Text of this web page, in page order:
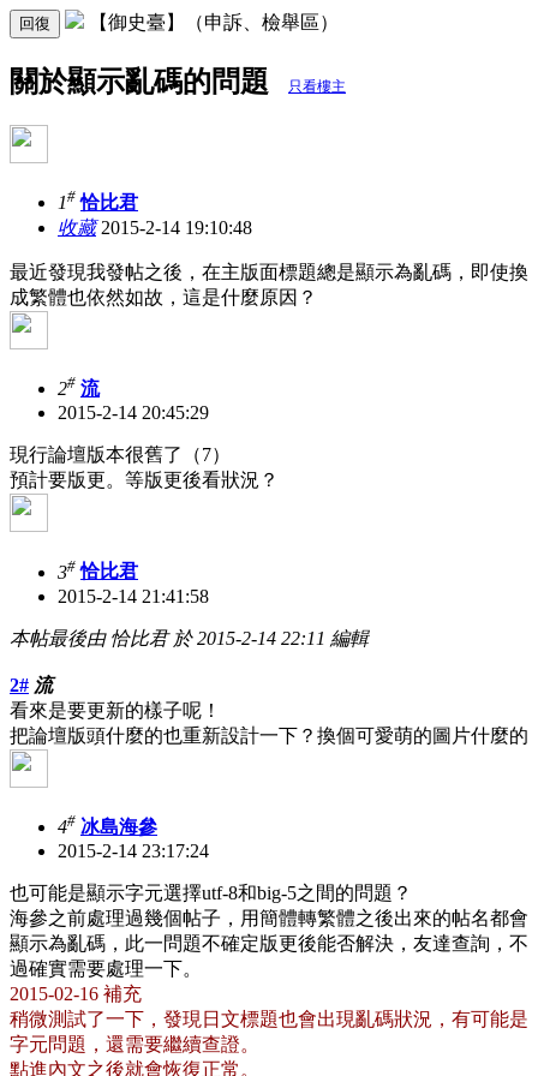
回復 【御史臺】（申訴、檢舉區）
關於顯示亂碼的問題 只看樓主
1# 恰比君
收藏2015-2-14 19:10:48
最近發現我發帖之後，在主版面標題總是顯示為亂碼，即使換
成繁體也依然如故，這是什麼原因？
2# 流
2015-2-14 20:45:29
現行論壇版本很舊了（7）
預計要版更。等版更後看狀況？
3# 恰比君
2015-2-14 21:41:58
本帖最後由 恰比君 於 2015-2-14 22:11 編輯
2# 流
看來是要更新的樣子呢！
把論壇版頭什麼的也重新設計一下？換個可愛萌的圖片什麼的
4# 冰島海參
2015-2-14 23:17:24
也可能是顯示字元選擇utf-8和big-5之間的問題？
海參之前處理過幾個帖子，用簡體轉繁體之後出來的帖名都會
顯示為亂碼，此一問題不確定版更後能否解決，友達查詢，不
過確實需要處理一下。
2015-02-16 補充
稍微測試了一下，發現日文標題也會出現亂碼狀況，有可能是
字元問題，還需要繼續查證。
點進內文之後就會恢復正常。